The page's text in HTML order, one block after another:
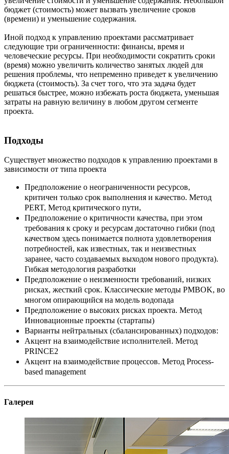
бюджет (стоимость) может вызвать увеличение сроков
(времени) и уменьшение содержания.
Иной подход к управлению проектами рассматривает
следующие три ограниченности: финансы, время и
человеческие ресурсы. При необходимости сократить сроки
(время) можно увеличить количество занятых людей для
решения проблемы, что непременно приведет к увеличению
бюджета (стоимость). За счет того, что эта задача будет
решаться быстрее, можно избежать роста бюджета, уменьшая
затраты на равную величину в любом другом сегменте
проекта.
Подходы
Существует множество подходов к управлению проектами в
зависимости от типа проекта
Предположение о неограниченности ресурсов,
критичен только срок выполнения и качество. Метод
PERT, Метод критического пути,
Предположение о критичности качества, при этом
требования к сроку и ресурсам достаточно гибки (под
качеством здесь понимается полнота удовлетворения
потребностей, как известных, так и неизвестных
заранее, часто создаваемых выходом нового продукта).
Гибкая методология разработки
Предположение о неизменности требований, низких
рисках, жесткий срок. Классические методы PMBOK, во
многом опирающийся на модель водопада
Предположение о высоких рисках проекта. Метод
Инновационные проекты (стартапы)
Варианты нейтральных (сбалансированных) подходов:
Акцент на взаимодействие исполнителей. Метод
PRINCE2
Акцент на взаимодействие процессов. Метод Process-
based management
Галерея